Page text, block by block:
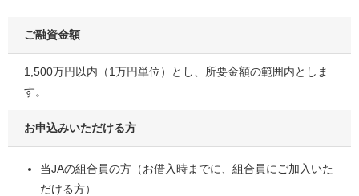
ご融資金額
1,500万円以内（1万円単位）とし、所要金額の範囲内としま
す。
お申込みいただける方
当JAの組合員の方（お借入時までに、組合員にご加入いた
だける方）